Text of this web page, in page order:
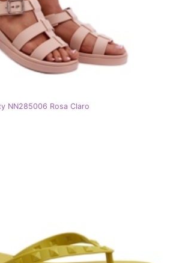
NN285006 Rosa Claro